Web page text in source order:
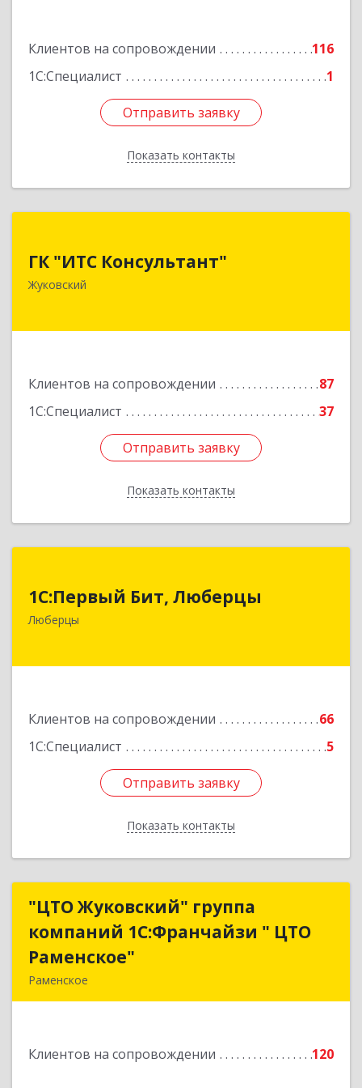
Клиентов на сопровождении
116
1С:Специалист
1
Отправить заявку
Показать контакты
Отправить заявку
Назад
ГК "ИТС Консультант"
Жуковский
Клиентов на сопровождении
87
1С:Специалист
37
Отправить заявку
Показать контакты
140181, Московская обл, Жуковский г,
Ломоносова ул, дом № 29А, этаж 2, пом.3
Подробнее
Отправить заявку
Назад
1С:Первый Бит, Люберцы
Люберцы
Клиентов на сопровождении
66
1С:Специалист
5
Отправить заявку
Показать контакты
140009, Московская обл, Люберецкий р-н,
Люберцы г, Митрофанова ул, дом № 20А, оф.15
Подробнее
Отправить заявку
Назад
"ЦТО Жуковский" группа
компаний 1С:Франчайзи " ЦТО
Раменское"
Раменское
Клиентов на сопровождении 120
"ЦТО Жуковский" группа
компаний 1С:Франчайзи " ЦТО
Подробнее